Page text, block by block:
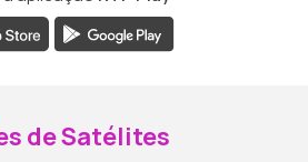
de Satélites